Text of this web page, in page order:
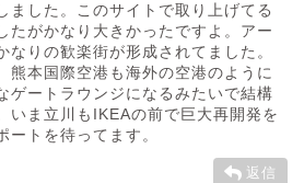
ました。このサイトで取り上げてる
たがかなり大きかったですよ。アー
なりの歓楽街が形成されてました。
熊本国際空港も海外の空港のように
ゲートラウンジになるみたいで結構
いま立川もIKEAの前で巨大再開発を
ートを待ってます。
返信